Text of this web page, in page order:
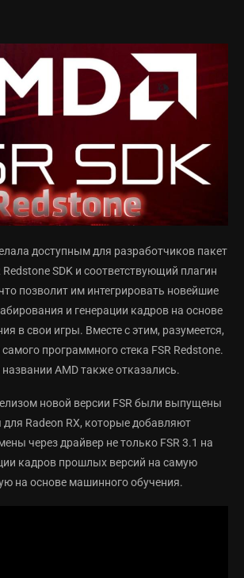
доступным для разработчиков пакет
Redstone SDK и соответствующий плагин
позволит им интегрировать новейшие
и генерации кадров на основе
в свои игры. Вместе с этим, разумеется,
программного стека FSR Redstone.
AMD также отказались.
новой версии FSR были выпущены
Radeon RX, которые добавляют
через драйвер не только FSR 3.1 на
кадров прошлых версий на самую
на основе машинного обучения.